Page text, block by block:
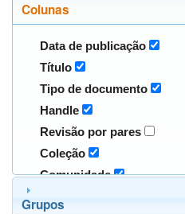
Colunas
Data de publicação
Título
Tipo de documento
Handle
Revisão por pares
Coleção
Comunidade
Grupos